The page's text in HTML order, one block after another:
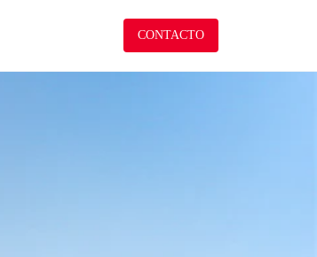
CONTACTO